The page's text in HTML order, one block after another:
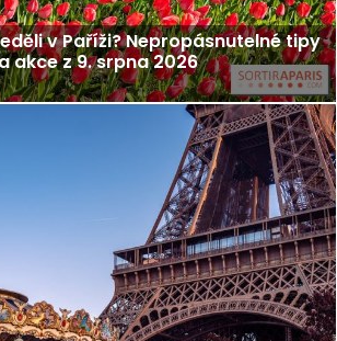
v Paříži? Nepropásnutelné tipy
akce z 9. srpna 2026